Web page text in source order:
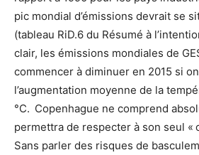
pic mondial d’émissions devrait se
(tableau RiD.6 du Résumé à
clair, les émissions mondiales de
commencer à diminuer en 2015 si
l’augmentation moyenne de la
°C. Copenhague ne comprend
permettra de respecter à son seul «
Sans parler des risques de